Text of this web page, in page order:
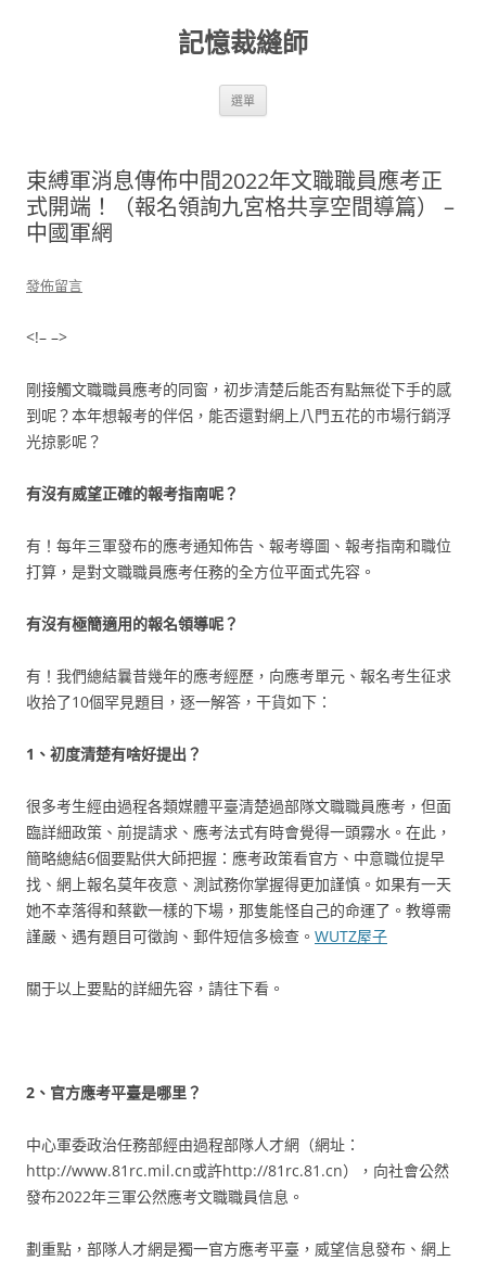
記憶裁縫師
選單
束縛軍消息傳佈中間2022年文職職員應考正
式開端！（報名領詢九宮格共享空間導篇） –
中國軍網
發佈留言
<!– –>
剛接觸文職職員應考的同窗，初步清楚后能否有點無從下手的感
到呢？本年想報考的伴侶，能否還對網上八門五花的市場行銷浮
光掠影呢？
有沒有威望正確的報考指南呢？
有！每年三軍發布的應考通知佈告、報考導圖、報考指南和職位
打算，是對文職職員應考任務的全方位平面式先容。
有沒有極簡適用的報名領導呢？
有！我們總結曩昔幾年的應考經歷，向應考單元、報名考生征求
收拾了10個罕見題目，逐一解答，干貨如下：
1、初度清楚有啥好提出？
很多考生經由過程各類媒體平臺清楚過部隊文職職員應考，但面
臨詳細政策、前提請求、應考法式有時會覺得一頭霧水。在此，
簡略總結6個要點供大師把握：應考政策看官方、中意職位提早
找、網上報名莫年夜意、測試務你掌握得更加謹慎。如果有一天
她不幸落得和蔡歡一樣的下場，那隻能怪自己的命運了。教導需
謹嚴、遇有題目可徵詢、郵件短信多檢查。 WUTZ屋子
關于以上要點的詳細先容，請往下看。
2、官方應考平臺是哪里？
中心軍委政治任務部經由過程部隊人才網（網址：
http://www.81rc.mil.cn或許http://81rc.81.cn），向社會公然
發布2022年三軍公然應考文職職員信息。
劃重點，部隊人才網是獨一官方應考平臺，威望信息發布、網上